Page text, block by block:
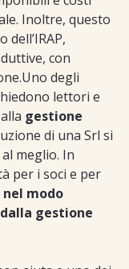
Inoltre, questo
con
degli
lettori e
gestione
di una Srl si
meglio. In
per i soci e per
modo
gestione